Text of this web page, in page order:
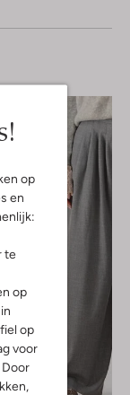
op
en
te
op
op
voor